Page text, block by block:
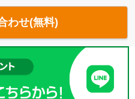
わせ(無料)